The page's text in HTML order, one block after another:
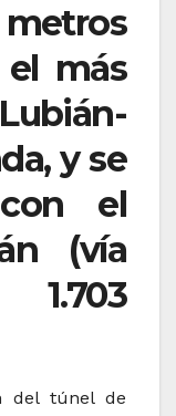
metros
más
y se
el
(vía
1.703
del túnel de